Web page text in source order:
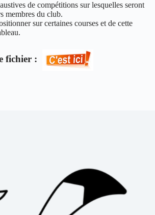
de compétitions sur lesquelles seront
membres du club.
sur certaines courses et de cette
fichier :